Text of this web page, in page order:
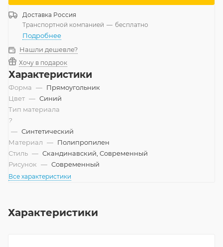
Доставка Россия
Транспортной компанией — бесплатно
Подробнее
Нашли дешевле?
Хочу в подарок
Характеристики
Форма — Прямоугольник
Цвет — Синий
Тип материала
?
— Синтетический
Материал — Полипропилен
Стиль — Скандинавский, Современный
Рисунок — Современный
Все характеристики
Характеристики